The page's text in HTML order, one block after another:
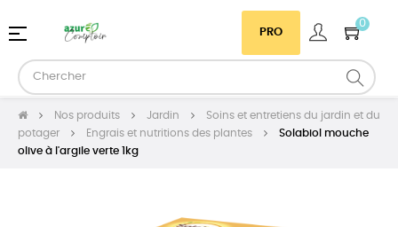
PRO
0
Basculer
navigation
☰
Nos produits Jardin
Soins et entretiens du jardin et du
potager
Engrais et nutritions des plantes
Solabiol mouche
olive à l'argile verte 1kg